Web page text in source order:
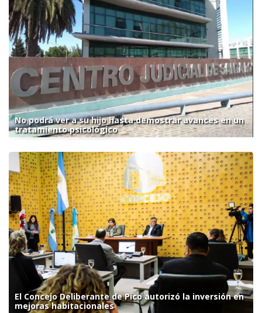
No podrá ver a su hijo hasta demostrar avances en un
tratamiento psicológico
El Concejo Deliberante de Pico autorizó la inversión en
mejoras habitacionales